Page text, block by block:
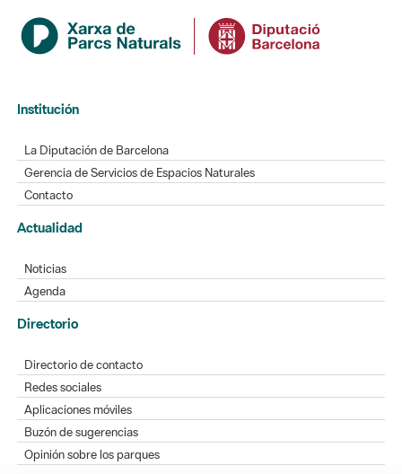
Institución
La Diputación de Barcelona
Gerencia de Servicios de Espacios Naturales
Contacto
Actualidad
Noticias
Agenda
Directorio
Directorio de contacto
Redes sociales
Aplicaciones móviles
Buzón de sugerencias
Opinión sobre los parques